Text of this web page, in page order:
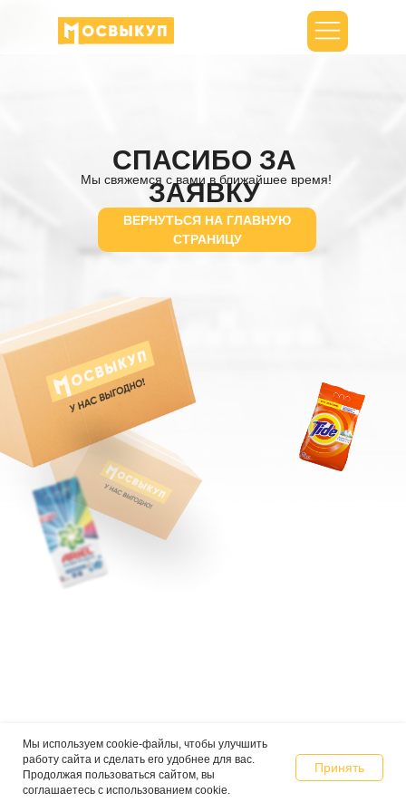
Мы используем cookie-файлы, чтобы улучшить
работу сайта и сделать его удобнее для вас.
Продолжая пользоваться сайтом, вы
соглашаетесь с использованием cookie.
Принять
СПАСИБО ЗА
ЗАЯВКУ
Мы свяжемся с вами в ближайшее время!
ВЕРНУТЬСЯ НА ГЛАВНУЮ
СТРАНИЦУ